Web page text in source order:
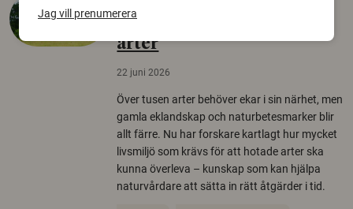
krävs för att rädda hotade
arter
22 juni 2026
Över tusen arter behöver ekar i sin närhet, men
gamla eklandskap och naturbetesmarker blir
allt färre. Nu har forskare kartlagt hur mycket
livsmiljö som krävs för att hotade arter ska
kunna överleva – kunskap som kan hjälpa
naturvårdare att sätta in rätt åtgärder i tid.
Jag vill prenumerera